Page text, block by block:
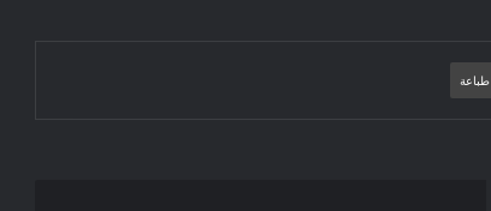
طباعة